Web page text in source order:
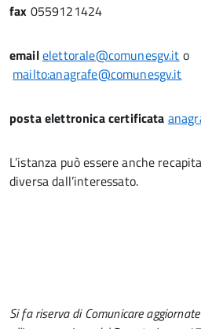
fax 0559121424
emailelettorale@comunesgv.it o
mailto:anagrafe@comunesgv.it
posta elettronica certificata
L’istanza può essere anche
diversa dall’interessato.
Si fa riserva di Comunicare